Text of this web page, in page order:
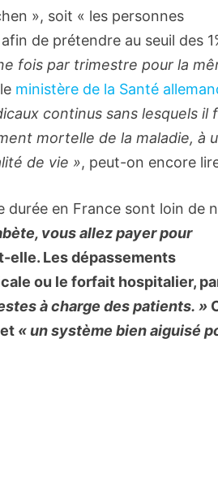
», soit « les personnes
de prétendre au seuil des
fois par trimestre pour la
ministère de la Santé
continus sans lesquels il
mortelle de la maladie, à
de vie », peut-on encore
durée en France sont loin de
vous allez payer pour
elle. Les dépassements
ou le forfait hospitalier,
à charge des patients. »
et « un système bien aiguisé